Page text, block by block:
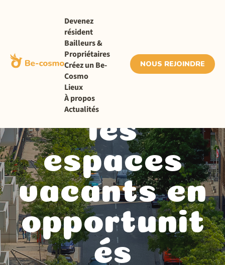
Devenez
résident
Bailleurs &
Propriétaires
Créez un Be-
Cosmo
Lieux
À propos
Actualités
NOUS REJOINDRE
Be-Cosmo
transforme
les
espaces
vacants en
opportunit
és